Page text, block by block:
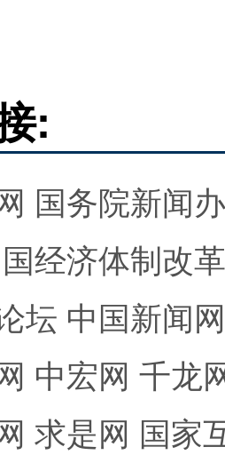
:
国务院新闻
经济体制改
坛 中国新闻网
中宏网 千龙
求是网 国家